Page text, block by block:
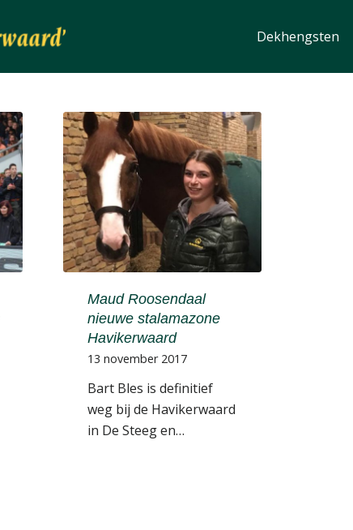
Dekhengsten
Maud Roosendaal
nieuwe stalamazone
Havikerwaard
13 november 2017
Bart Bles is definitief
weg bij de Havikerwaard
in De Steeg en…